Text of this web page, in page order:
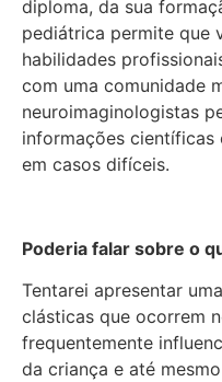
diploma, da sua
pediátrica permite que
habilidades
com uma comunidade
neuroimaginologistas
informações científicas
em casos difíceis.
Poderia falar sobre o
Tentarei apresentar
clásticas que ocorrem
frequentemente
da criança e até